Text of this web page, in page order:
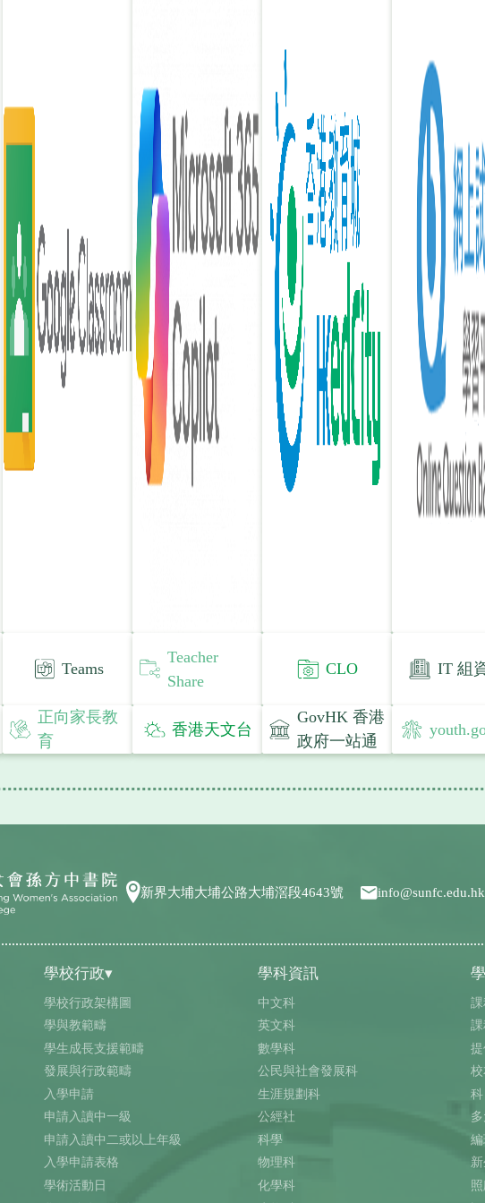
Teams
Teacher
Share
CLO IT 組
正向家長教
育
香港天文台
GovHK 香港
政府一站通
新界大埔大埔公路大埔滘段4643號 info@sunfc.edu.hk
學校行政▾
學校行政架構圖
學與教範疇
學生成長支援範疇
發展與行政範疇
入學申請
申請入讀中一級
申請入讀中二或以上年級
入學申請表格
學術活動日
學科資訊
中文科
英文科
數學科
公民與社會發展科
生涯規劃科
公經社
科學
物理科
化學科